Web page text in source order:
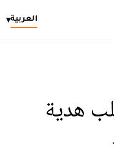
العربية▾
هدية